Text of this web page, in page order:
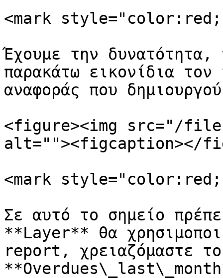
<mark
Έχουμε την
παρακάτω εικονίδια
αναφοράς που
<figure><img src="/files/
alt=""><figcaption></
<mark
Σε αυτό το σημείο
**Layer** θα
report, χρειαζόμαστε